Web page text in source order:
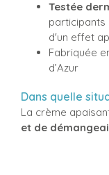
Testée
participants
d'un effet
Fabriquée
d’Azur
Dans quelle
La crème
et de